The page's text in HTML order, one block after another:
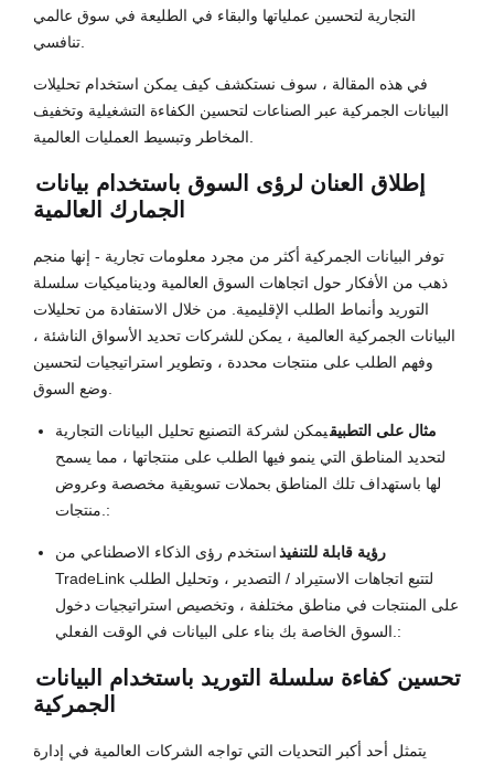
التجارية لتحسين عملياتها والبقاء في الطليعة في سوق عالمي
تنافسي.
في هذه المقالة ، سوف نستكشف كيف يمكن استخدام تحليلات
البيانات الجمركية عبر الصناعات لتحسين الكفاءة التشغيلية وتخفيف
المخاطر وتبسيط العمليات العالمية.
إطلاق العنان لرؤى السوق باستخدام بيانات
الجمارك العالمية
توفر البيانات الجمركية أكثر من مجرد معلومات تجارية - إنها منجم
ذهب من الأفكار حول اتجاهات السوق العالمية وديناميكيات سلسلة
التوريد وأنماط الطلب الإقليمية. من خلال الاستفادة من تحليلات
البيانات الجمركية العالمية ، يمكن للشركات تحديد الأسواق الناشئة ،
وفهم الطلب على منتجات محددة ، وتطوير استراتيجيات لتحسين
وضع السوق.
مثال على التطبيقيمكن لشركة التصنيع تحليل البيانات التجارية
لتحديد المناطق التي ينمو فيها الطلب على منتجاتها ، مما يسمح
لها باستهداف تلك المناطق بحملات تسويقية مخصصة وعروض
منتجات.:
رؤية قابلة للتنفيذاستخدم رؤى الذكاء الاصطناعي من
TradeLink لتتبع اتجاهات الاستيراد / التصدير ، وتحليل الطلب
على المنتجات في مناطق مختلفة ، وتخصيص استراتيجيات دخول
السوق الخاصة بك بناء على البيانات في الوقت الفعلي.:
تحسين كفاءة سلسلة التوريد باستخدام البيانات
الجمركية
يتمثل أحد أكبر التحديات التي تواجه الشركات العالمية في إدارة